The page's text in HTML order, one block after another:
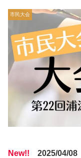
市民大会
New!! 2025/04/08